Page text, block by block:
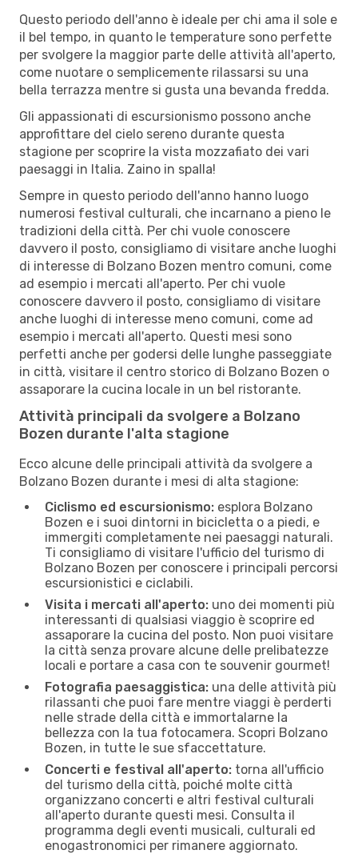
Questo periodo dell'anno è ideale per chi ama il sole e
il bel tempo, in quanto le temperature sono perfette
per svolgere la maggior parte delle attività all'aperto,
come nuotare o semplicemente rilassarsi su una
bella terrazza mentre si gusta una bevanda fredda.
Gli appassionati di escursionismo possono anche
approfittare del cielo sereno durante questa
stagione per scoprire la vista mozzafiato dei vari
paesaggi in Italia. Zaino in spalla!
Sempre in questo periodo dell'anno hanno luogo
numerosi festival culturali, che incarnano a pieno le
tradizioni della città. Per chi vuole conoscere
davvero il posto, consigliamo di visitare anche luoghi
di interesse di Bolzano Bozen mentro comuni, come
ad esempio i mercati all'aperto. Per chi vuole
conoscere davvero il posto, consigliamo di visitare
anche luoghi di interesse meno comuni, come ad
esempio i mercati all'aperto. Questi mesi sono
perfetti anche per godersi delle lunghe passeggiate
in città, visitare il centro storico di Bolzano Bozen o
assaporare la cucina locale in un bel ristorante.
Attività principali da svolgere a Bolzano
Bozen durante l'alta stagione
Ecco alcune delle principali attività da svolgere a
Bolzano Bozen durante i mesi di alta stagione:
Ciclismo ed escursionismo: esplora Bolzano
Bozen e i suoi dintorni in bicicletta o a piedi, e
immergiti completamente nei paesaggi naturali.
Ti consigliamo di visitare l'ufficio del turismo di
Bolzano Bozen per conoscere i principali percorsi
escursionistici e ciclabili.
Visita i mercati all'aperto: uno dei momenti più
interessanti di qualsiasi viaggio è scoprire ed
assaporare la cucina del posto. Non puoi visitare
la città senza provare alcune delle prelibatezze
locali e portare a casa con te souvenir gourmet!
Fotografia paesaggistica: una delle attività più
rilassanti che puoi fare mentre viaggi è perderti
nelle strade della città e immortalarne la
bellezza con la tua fotocamera. Scopri Bolzano
Bozen, in tutte le sue sfaccettature.
Concerti e festival all'aperto: torna all'ufficio
del turismo della città, poiché molte città
organizzano concerti e altri festival culturali
all'aperto durante questi mesi. Consulta il
programma degli eventi musicali, culturali ed
enogastronomici per rimanere aggiornato.